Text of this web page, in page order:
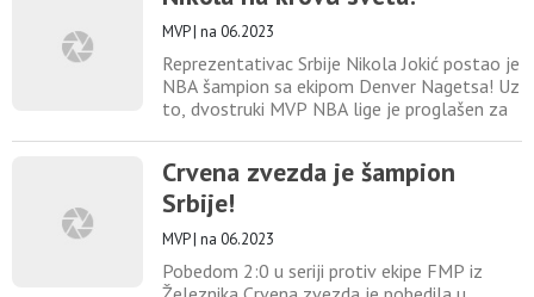
mnogim slučajevima pravo ispred pravde i
razlikuju se teorija i praksa. Sada nećemo o
Zvezdi i Partizanu,
MVP| na 06.2023
Reprezentativac Srbije Nikola Jokić postao je
NBA šampion sa ekipom Denver Nagetsa! Uz
to, dvostruki MVP NBA lige je proglašen za
lige, a značajne zasluge ima i naš Ognjen
Stojaković, dugogodišnji trener u stručnom
štabu Denvera. U velikom finalu, ali u dresu
Crvena zvezda je šampion
Srbije!
MVP| na 06.2023
Pobedom 2:0 u seriji protiv ekipe FMP iz